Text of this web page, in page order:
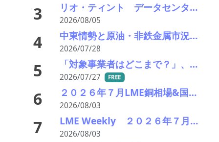
3 リオ・ティント データセンターブームにおける自社の優位性を強調 銅やアルミニウム事業の伸び背景に
2026/08/05
4 中東情勢と原油・非鉄金属市況の行方――エモリファンドマネジメントの江守哲氏に聞く
2026/07/28
5 「対象事業者はどこまで？」、残り２年半で細部の詰め急ぐ――環境省、第１回スクラップヤード環境対策技術検討会
2026/07/27 FREE
6 ２０２６年７月LME銅相場&国内銅建値の推移 需給逼迫で月末急回復 在庫急減が相場を下支え
2026/08/03
7 LME Weekly ２０２６年７月２７日－３１日 銅が高値圏維持 供給逼迫と在庫減少で買い優勢
2026/08/03